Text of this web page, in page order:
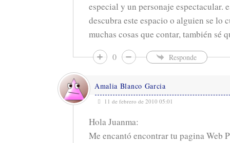
especial y un personaje espectacular.
descubra este espacio o alguien se lo
muchas cosas que contar, también sé
0 Responde
Amalia Blanco Garcia
11 de febrero de 2010 05:01
Hola Juanma:
Me encantó encontrar tu pagina Web